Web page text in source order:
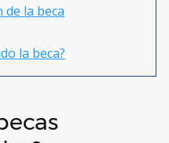
la beca
la beca?